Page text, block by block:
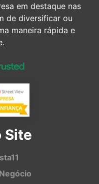
em destaque nas
de diversificar ou
maneira rápida e
Site